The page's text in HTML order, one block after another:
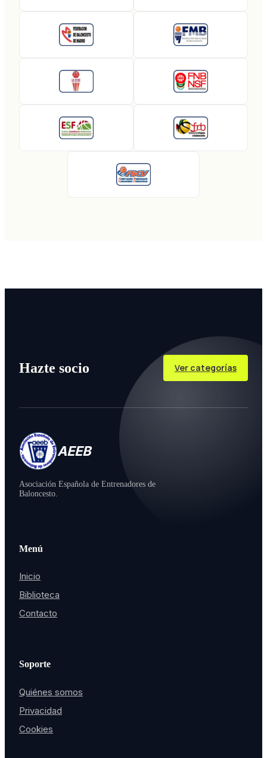
Hazte socio Ver categorías
AEEB
Asociación Española de Entrenadores de
Baloncesto.
Menú
Inicio
Biblioteca
Contacto
Soporte
Quiénes somos
Privacidad
Cookies